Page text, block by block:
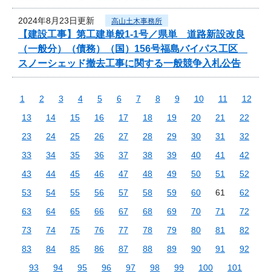
2024年8月23日更新 高山土木事務所
【建設工事】第工建単般1-1号／県単 道路新設改良
（一般分）（債務）（国）156号福島バイパス工区
スノーシェッド撤去工事に関する一般競争入札公告
1 2 3 4 5 6 7 8 9 10 11
12
13
14 15 16 17 18 19 20 21
22
23
24 25 26 27 28 29 30 31
32
33
34 35 36 37 38 39 40 41
42
43
44 45 46 47 48 49 50 51
52
53
54 55 56 57 58 59 60 61
62
63
64 65 66 67 68 69 70 71
72
73
74 75 76 77 78 79 80 81
82
83
84 85 86 87 88 89 90 91
92
93
94 95 96 97 98 99 100
101